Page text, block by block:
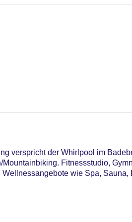
verspricht der Whirlpool im
Fitnessstudio,
wie Spa,